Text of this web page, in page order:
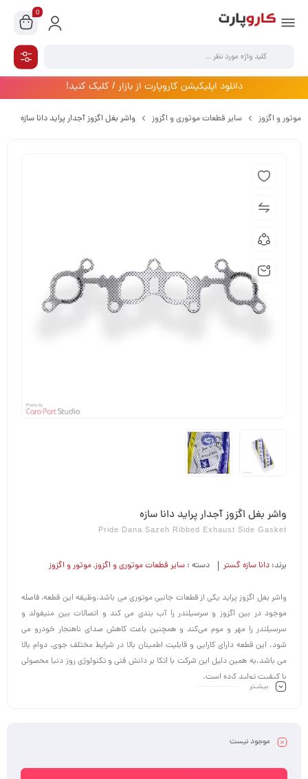
0
دانلود اپلیکیشن کاروپارت از بازار / کلیک کنید!
موتور و اگزوز سایر قطعات موتوری و اگزوز واشر بغل اگزوز آجدار پراید دانا سازه
واشر بغل اگزوز آجدار پراید دانا سازه
Pride Dana Sazeh Ribbed Exhaust Side Gasket
برند: دانا سازه گستر دسته : سایر قطعات موتوری و اگزوز,موتور و اگزوز
واشر بغل اگزوز پراید یکی از قطعات جانبی موتوری می باشد.وظیفه این قطعه، فاصله
موجود در بین اگزوز و سرسیلندر را آب بندی می کند و اتصالات بین منیفولد و
سرسیلندر را مهر و موم می‌کند و همچنین باعث کاهش صدای ناهنجار خودرو می
شود. این قطعه دارای کارایی و قابلیت اطمینان بالا در شرایط مختلف جوی، دوام بالا
می باشد.به همین دلیل این شرکت با اتکا بر دانش فنی و تکنولوژی روز دنیا محصولی
با کیفیت تولید کرده است.
بیشـتر
موجود نیست